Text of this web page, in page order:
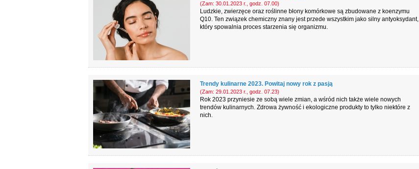
(Zam: 30.01.2023 r., godz. 07.00)
Ludzkie, zwierzęce oraz roślinne błony komórkowe są zbudowane z koenzymu
Q10. Ten związek chemiczny znany jest przede wszystkim jako silny antyoksydant,
który spowalnia proces starzenia się organizmu.
Trendy kulinarne 2023. Powitaj nowy rok z pasją
(Zam: 29.01.2023 r., godz. 07.23)
Rok 2023 przyniesie ze sobą wiele zmian, a wśród nich także wiele nowych
trendów kulinarnych. Zdrowa żywność i ekologiczne produkty to tylko niektóre z
nich.